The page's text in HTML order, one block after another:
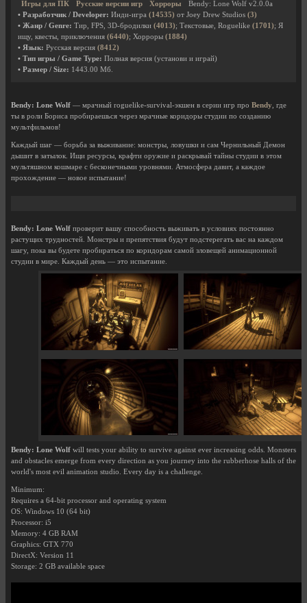
Игры для ПК
Русские версии игр Хорроры
Bendy: Lone Wolf v2.0.0a
• Разработчик / Developer: Инди-игра (14535) от Joey Drew Studios (3)
• Жанр / Genre: Тир, FPS, 3D-бродилки (4013); Текстовые, Roguelike (1701); Я
ищу, квесты, приключения (6440); Хорроры (1884)
• Язык: Русская версия (8412)
• Тип игры / Game Type: Полная версия (установи и играй)
• Размер / Size: 1443.00 Мб.
Bendy: Lone Wolf — мрачный roguelike-survival-экшен в серии игр про Bendy, где
ты в роли Бориса пробираешься через мрачные коридоры студии по созданию
мультфильмов!
Каждый шаг — борьба за выживание: монстры, ловушки и сам Чернильный Демон
дышит в затылок. Ищи ресурсы, крафти оружие и раскрывай тайны студии в этом
мультяшном кошмаре с бесконечными уровнями. Атмосфера давит, а каждое
прохождение — новое испытание!
Bendy: Lone Wolf проверит вашу способность выживать в условиях постоянно
растущих трудностей. Монстры и препятствия будут подстерегать вас на каждом
шагу, пока вы будете пробираться по коридорам самой зловещей анимационной
студии в мире. Каждый день — это испытание.
Bendy: Lone Wolf will tests your ability to survive against ever increasing odds. Monsters
and obstacles emerge from every direction as you journey into the rubberhose halls of the
world's most evil animation studio. Every day is a challenge.
Minimum:
Requires a 64-bit processor and operating system
OS: Windows 10 (64 bit)
Processor: i5
Memory: 4 GB RAM
Graphics: GTX 770
DirectX: Version 11
Storage: 2 GB available space